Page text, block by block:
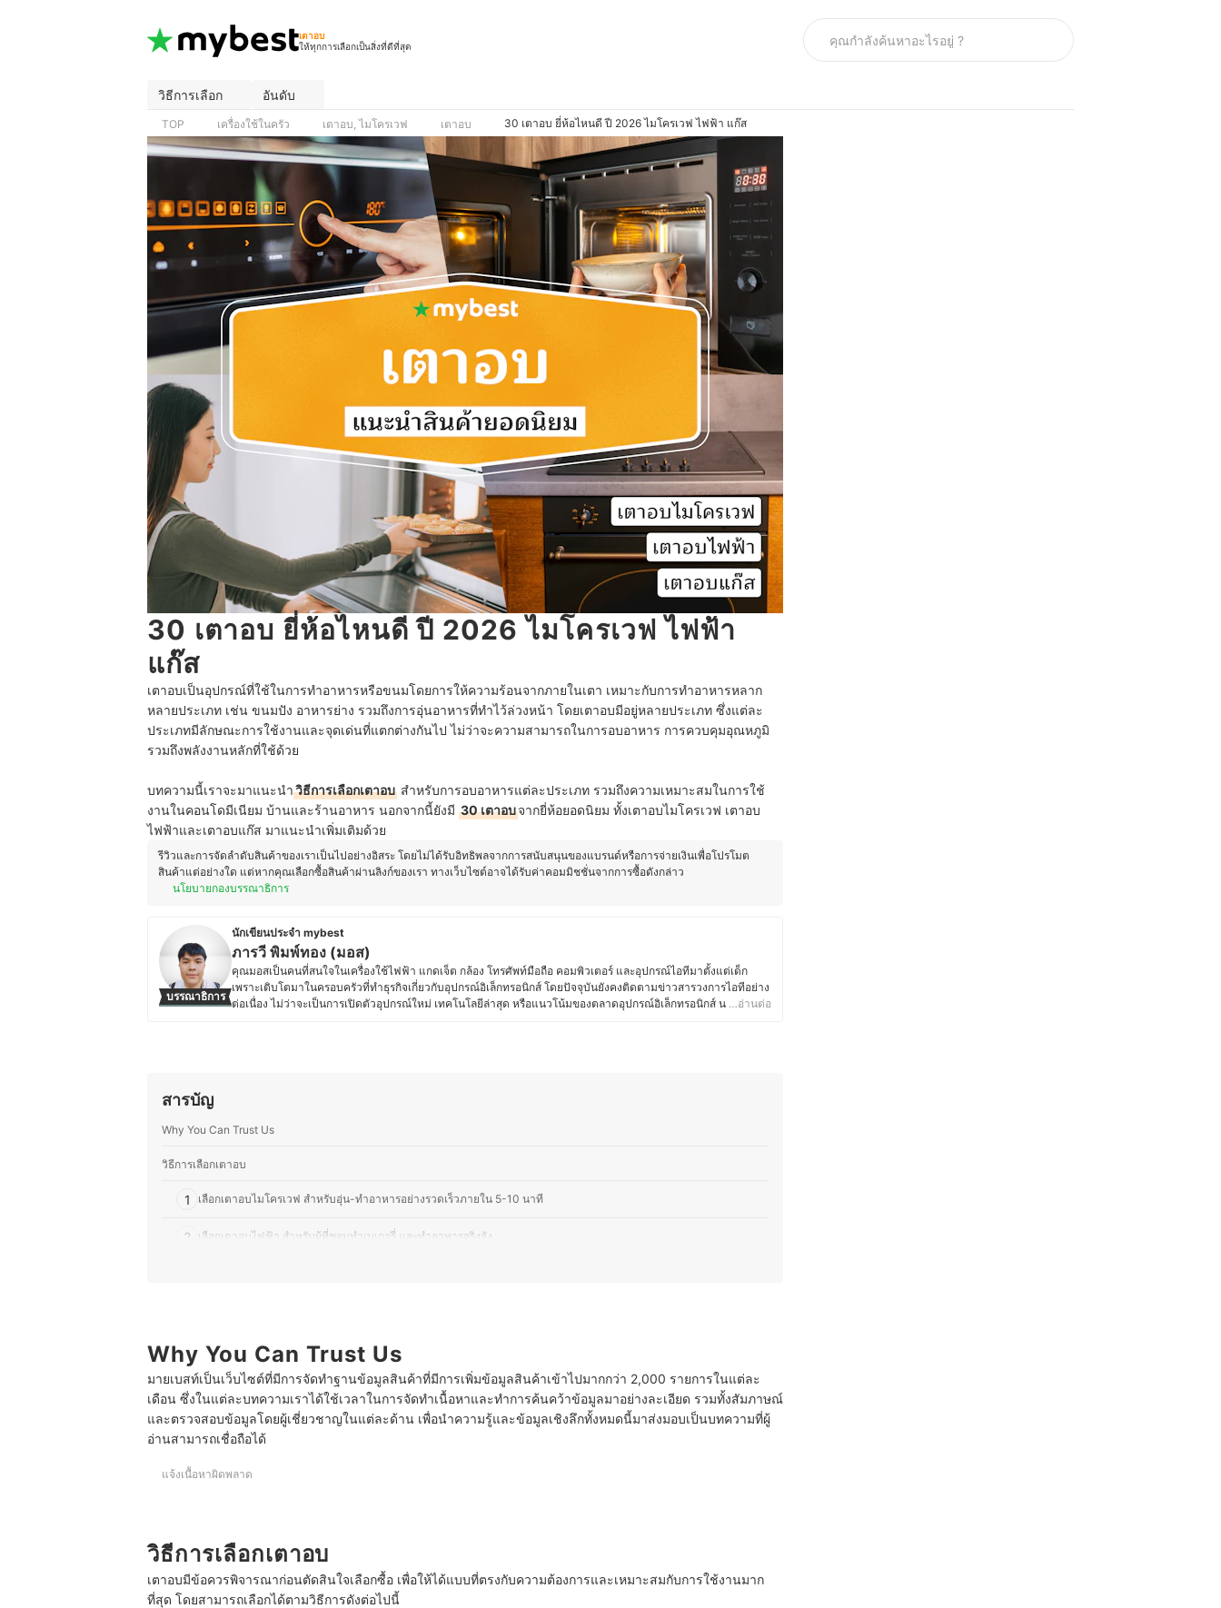
เตาอบ
ให้ทุกการเลือกเป็นสิ่งที่ดีที่สุด
วิธีการเลือก อันดับ
TOP เครื่องใช้ในครัว เตาอบ, ไมโครเวฟ เตาอบ 30 เตาอบ ยี่ห้อไหนดี ปี 2026 ไมโครเวฟ ไฟฟ้า แก๊ส
30 เตาอบ ยี่ห้อไหนดี ปี 2026 ไมโครเวฟ ไฟฟ้า
แก๊ส
เตาอบเป็นอุปกรณ์ที่ใช้ในการทำอาหารหรือขนมโดยการให้ความร้อนจากภายในเตา เหมาะกับการทำอาหารหลาก
หลายประเภท เช่น ขนมปัง อาหารย่าง รวมถึงการอุ่นอาหารที่ทำไว้ล่วงหน้า โดยเตาอบมีอยู่หลายประเภท ซึ่งแต่ละ
ประเภทมีลักษณะการใช้งานและจุดเด่นที่แตกต่างกันไป ไม่ว่าจะความสามารถในการอบอาหาร การควบคุมอุณหภูมิ
รวมถึงพลังงานหลักที่ใช้ด้วย
บทความนี้เราจะมาแนะนำวิธีการเลือกเตาอบ สำหรับการอบอาหารแต่ละประเภท รวมถึงความเหมาะสมในการใช้
งานในคอนโดมีเนียม บ้านและร้านอาหาร นอกจากนี้ยังมี 30 เตาอบจากยี่ห้อยอดนิยม ทั้งเตาอบไมโครเวฟ เตาอบ
ไฟฟ้าและเตาอบแก๊ส มาแนะนำเพิ่มเติมด้วย
รีวิวและการจัดลำดับสินค้าของเราเป็นไปอย่างอิสระ โดยไม่ได้รับอิทธิพลจากการสนับสนุนของแบรนด์หรือการจ่ายเงินเพื่อโปรโมต
สินค้าแต่อย่างใด แต่หากคุณเลือกซื้อสินค้าผ่านลิงก์ของเรา ทางเว็บไซต์อาจได้รับค่าคอมมิชชั่นจากการซื้อดังกล่าว
นโยบายกองบรรณาธิการ
บรรณาธิการ
นักเขียนประจำ mybest
ภารวี พิมพ์ทอง (มอส)
คุณมอสเป็นคนที่สนใจในเครื่องใช้ไฟฟ้า แกดเจ็ต กล้อง โทรศัพท์มือถือ คอมพิวเตอร์ และอุปกรณ์ไอทีมาตั้งแต่เด็ก
เพราะเติบโตมาในครอบครัวที่ทำธุรกิจเกี่ยวกับอุปกรณ์อิเล็กทรอนิกส์ โดยปัจจุบันยังคงติดตามข่าวสารวงการไอทีอย่าง
ต่อเนื่อง ไม่ว่าจะเป็นการเปิดตัวอุปกรณ์ใหม่ เทคโนโลยีล่าสุด หรือแนวโน้มของตลาดอุปกรณ์อิเล็กทรอนิกส์ นอกจาก
…อ่านต่อ
สารบัญ
Why You Can Trust Us
วิธีการเลือกเตาอบ
1 เลือกเตาอบไมโครเวฟ สำหรับอุ่น-ทำอาหารอย่างรวดเร็วภายใน 5-10 นาที
2 เลือกเตาอบไฟฟ้า สำหรับผู้ที่ชอบทำเบเกอรี่ และทำอาหารจริงจัง
10 เตาอบไฟฟ้า ยี่ห้อไหนดี
10 เตาอบแก๊ส ยี่ห้อไหนดี
Why You Can Trust Us
มายเบสท์เป็นเว็บไซต์ที่มีการจัดทำฐานข้อมูลสินค้าที่มีการเพิ่มข้อมูลสินค้าเข้าไปมากกว่า 2,000 รายการในแต่ละ
เดือน ซึ่งในแต่ละบทความเราได้ใช้เวลาในการจัดทำเนื้อหาและทำการค้นคว้าข้อมูลมาอย่างละเอียด รวมทั้งสัมภาษณ์
และตรวจสอบข้อมูลโดยผู้เชี่ยวชาญในแต่ละด้าน เพื่อนำความรู้และข้อมูลเชิงลึกทั้งหมดนี้มาส่งมอบเป็นบทความที่ผู้
อ่านสามารถเชื่อถือได้
แจ้งเนื้อหาผิดพลาด
วิธีการเลือกเตาอบ
เตาอบมีข้อควรพิจารณาก่อนตัดสินใจเลือกซื้อ เพื่อให้ได้แบบที่ตรงกับความต้องการและเหมาะสมกับการใช้งานมาก
ที่สุด โดยสามารถเลือกได้ตามวิธีการดังต่อไปนี้